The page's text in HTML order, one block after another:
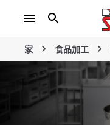
家 食品加工